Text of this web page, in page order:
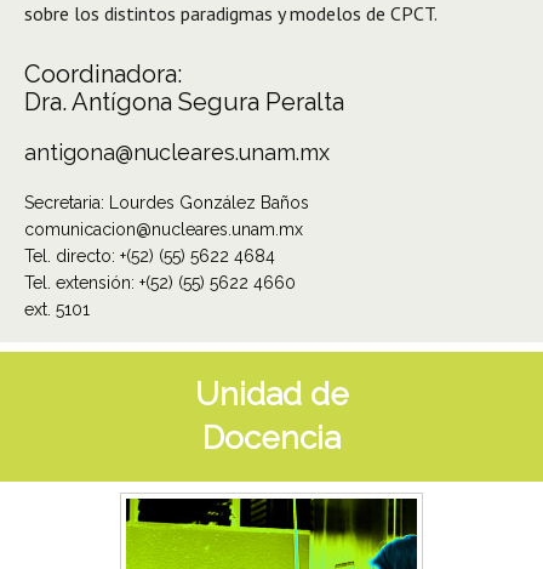
sobre los distintos paradigmas y modelos de CPCT.
Coordinadora:
Dra. Antígona Segura Peralta
antigona@nucleares.unam.mx
Secretaria: Lourdes González Baños
comunicacion@nucleares.unam.mx
Tel. directo: +(52) (55) 5622 4684
Tel. extensión: +(52) (55) 5622 4660
ext. 5101
Unidad de
Docencia